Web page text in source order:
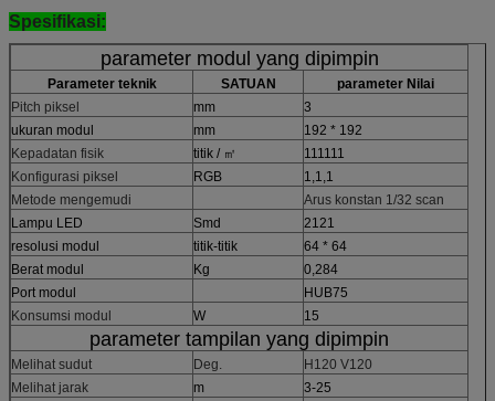
Spesifikasi:
parameter modul yang dipimpin
Parameter teknik SATUAN
parameter Nilai
Pitch piksel
mm
3
ukuran modul
mm
192 * 192
Kepadatan fisik
titik / ㎡
111111
Konfigurasi piksel
RGB
1,1,1
Metode mengemudi
Arus konstan 1/32 scan
Lampu LED
Smd
2121
resolusi modul
titik-titik
64 * 64
Berat modul
Kg
0,284
Port modul
HUB75
Konsumsi modul
W 15
parameter tampilan yang dipimpin
Melihat sudut Deg.
H120 V120
Melihat jarak
m
3-25